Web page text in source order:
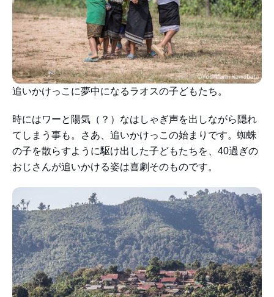
追いかけっこに夢中になるラオスの子どもたち。
時にはワーと陽気（？）なはしゃぎ声を出しながら隠れ
てしまう事も。さあ、追いかけっこの始まりです。蜘蛛
の子を散らすように駆け出した子どもたちを、40過ぎの
おじさんが追いかける姿は喜劇そのものです。